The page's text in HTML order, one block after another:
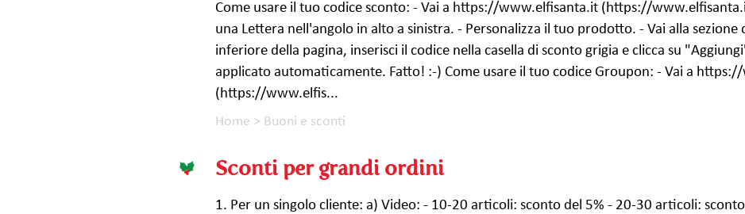
Come usare il tuo codice sconto: - Vai a https://www.elfisanta.it (https://
una Lettera nell'angolo in alto a sinistra. - Personalizza il tuo prodotto. - Vai alla
inferiore della pagina, inserisci il codice nella casella di sconto grigia e clicca su
applicato automaticamente. Fatto! :-) Come usare il tuo codice Groupon: - Vai a
(https://www.elfis...
Home > Buoni e sconti
Sconti per grandi ordini
1. Per un singolo cliente: a) Video: - 10-20 articoli: sconto del 5% - 20-30 articoli: